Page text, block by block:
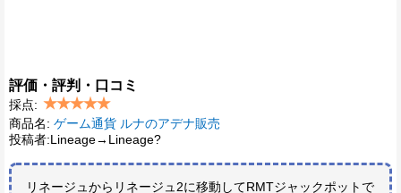
評価・評判・口コミ
採点:
商品名: ゲーム通貨 ルナのアデナ販売
投稿者:Lineage→Lineage?
リネージュからリネージュ2に移動してRMTジャックポットで